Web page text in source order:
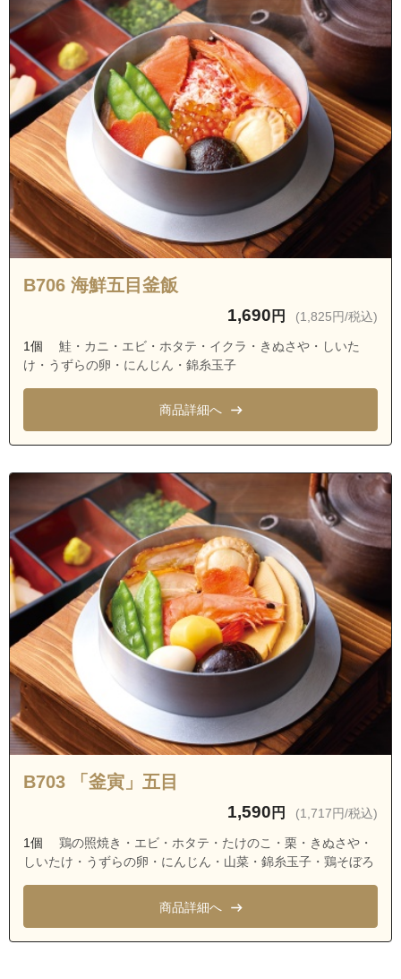
B706 海鮮五目釜飯
1,690 円 (1,825円/税込)
1個
鮭・カニ・エビ・ホタテ・イクラ・きぬさや・しいた
け・うずらの卵・にんじん・錦糸玉子
商品詳細へ
B703 「釜寅」五目
1,590 円 (1,717円/税込)
1個
鶏の照焼き・エビ・ホタテ・たけのこ・栗・きぬさや・
しいたけ・うずらの卵・にんじん・山菜・錦糸玉子・鶏そぼろ
商品詳細へ